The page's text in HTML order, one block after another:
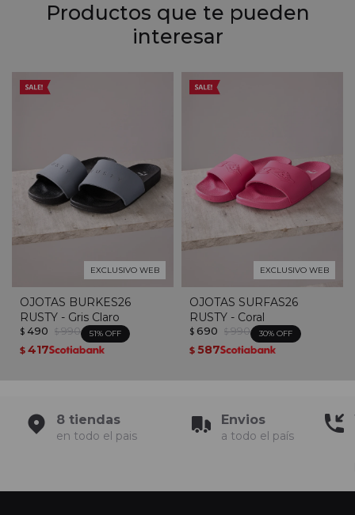
Productos que te pueden
interesar
EXCLUSIVO WEB
OJOTAS BURKES26
RUSTY - Gris Claro
$ 490 $ 990 51
$ 417
EXCLUSIVO WEB
OJOTAS SURFAS26
RUSTY - Coral
$ 690 $ 990 30
$ 587
8 tiendas
en todo el pais
Envios
a todo el país